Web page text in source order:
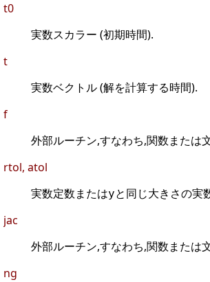
t0
実数スカラー (初期時間).
t
実数ベクトル (解を計算する時間).
f
外部ルーチン,すなわち,関数または
rtol, atol
実数定数またはyと同じ大きさの実
jac
外部ルーチン,すなわち,関数または
ng